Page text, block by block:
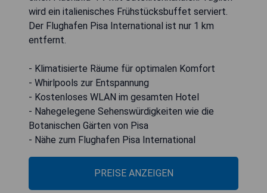
wird ein italienisches Frühstücksbuffet serviert.
Der Flughafen Pisa International ist nur 1 km
entfernt.
- Klimatisierte Räume für optimalen Komfort
- Whirlpools zur Entspannung
- Kostenloses WLAN im gesamten Hotel
- Nahegelegene Sehenswürdigkeiten wie die
Botanischen Gärten von Pisa
- Nähe zum Flughafen Pisa International
PREISE ANZEIGEN